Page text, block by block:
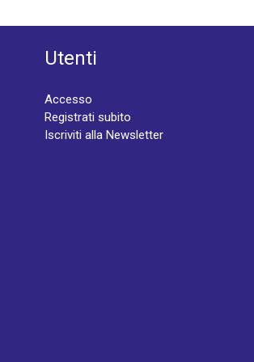
Utenti
Accesso
Registrati subito
Iscriviti alla Newsletter